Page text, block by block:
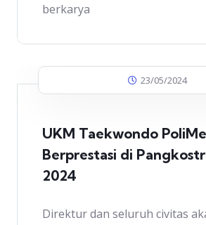
berkarya
23/05/2024
UKM Taekwondo
Berprestasi di
2024
Direktur dan seluruh civitas